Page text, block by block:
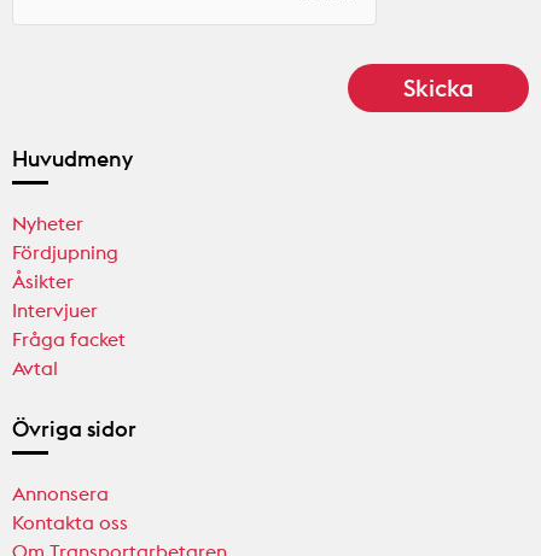
Huvudmeny
Nyheter
Fördjupning
Åsikter
Intervjuer
Fråga facket
Avtal
Övriga sidor
Annonsera
Kontakta oss
Om Transportarbetaren